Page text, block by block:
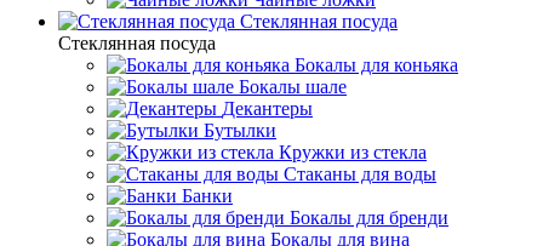
Стеклянная посуда
Стеклянная посуда
Бокалы для коньяка
Бокалы шале
Декантеры
Бутылки
Кружки из стекла
Стаканы для воды
Банки
Бокалы для бренди
Бокалы для вина